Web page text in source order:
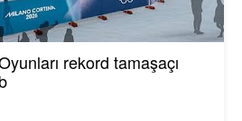
rekord tamaşaçı